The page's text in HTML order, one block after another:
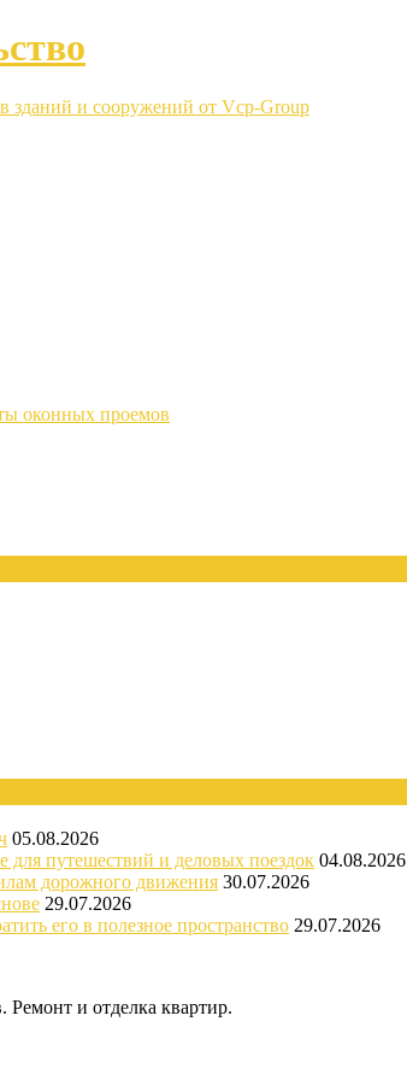
зданий и сооружений от Vcp-Group
оконных проемов
05.08.2026
для путешествий и деловых поездок 04.08.2026
дорожного движения 30.07.2026
29.07.2026
его в полезное пространство 29.07.2026
и отделка квартир.